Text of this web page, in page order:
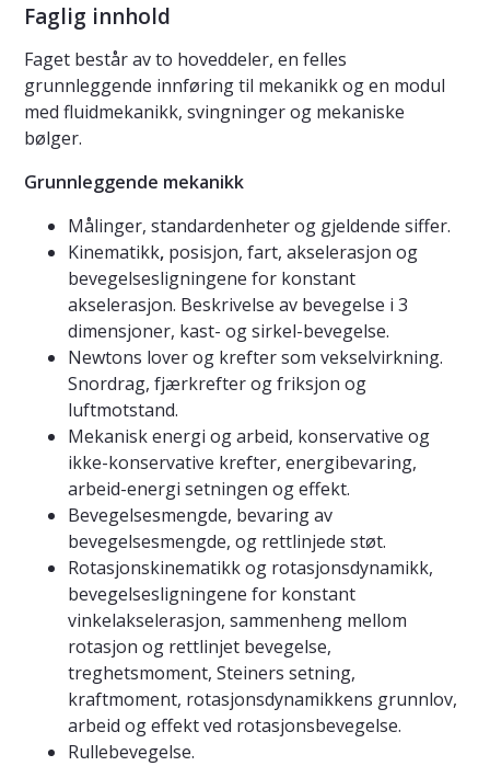
Faglig innhold
Faget består av to hoveddeler, en felles
grunnleggende innføring til mekanikk og en modul
med fluidmekanikk, svingninger og mekaniske
bølger.
Grunnleggende mekanikk
Målinger, standardenheter og gjeldende siffer.
Kinematikk, posisjon, fart, akselerasjon og
bevegelsesligningene for konstant
akselerasjon. Beskrivelse av bevegelse i 3
dimensjoner, kast- og sirkel-bevegelse.
Newtons lover og krefter som vekselvirkning.
Snordrag, fjærkrefter og friksjon og
luftmotstand.
Mekanisk energi og arbeid, konservative og
ikke-konservative krefter, energibevaring,
arbeid-energi setningen og effekt.
Bevegelsesmengde, bevaring av
bevegelsesmengde, og rettlinjede støt.
Rotasjonskinematikk og rotasjonsdynamikk,
bevegelsesligningene for konstant
vinkelakselerasjon, sammenheng mellom
rotasjon og rettlinjet bevegelse,
treghetsmoment, Steiners setning,
kraftmoment, rotasjonsdynamikkens grunnlov,
arbeid og effekt ved rotasjonsbevegelse.
Rullebevegelse.